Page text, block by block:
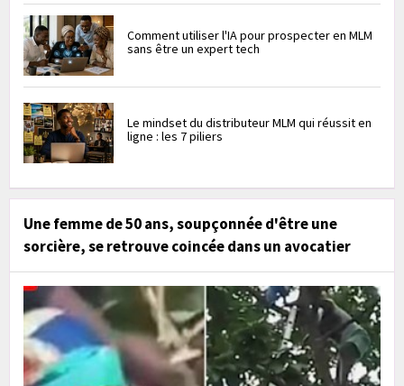
Comment utiliser l'IA pour prospecter en MLM
sans être un expert tech
Le mindset du distributeur MLM qui réussit en
ligne : les 7 piliers
Une femme de 50 ans, soupçonnée d'être une
sorcière, se retrouve coincée dans un avocatier